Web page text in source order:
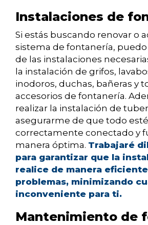
Instalaciones de
Si estás buscando renovar o
sistema de fontanería,
de las instalaciones
la instalación de grifos,
inodoros, duchas, bañeras y
accesorios de fontanería.
realizar la instalación de
asegurarme de que todo esté
correctamente conectado y
manera óptima. Trabajaré
para garantizar que la
realice de manera
problemas, minimizando
inconveniente para ti.
Mantenimiento de